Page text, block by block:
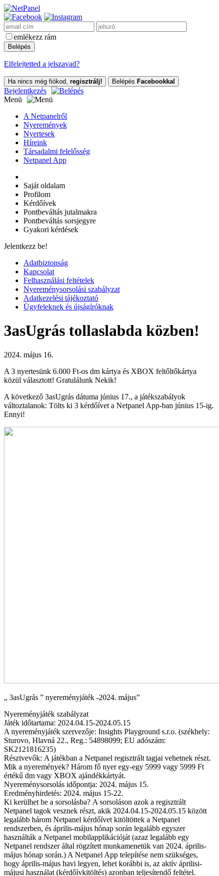
emlékezz rám
Elfelejtetted a jelszavad?
Ha nincs még fiókod, regisztrálj! Belépés Facebookkal
Bejelentkezés
Menü
A Netpanelről
Nyeremények
Nyertesek
Híreink
Társadalmi felelősség
Netpanel App
Saját oldalam
Profilom
Kérdőívek
Pontbeváltás jutalmakra
Pontbeváltás sorsjegyre
Gyakori kérdések
Jelentkezz be!
Adatbiztonság
Kapcsolat
Felhasználási feltételek
Nyereménysorsolási szabályzat
Adatkezelési tájékoztató
Ügyfeleknek és újságíróknak
3asUgrás tollaslabda közben!
2024. május 16.
A 3 nyertesünk 6.000 Ft-os dm kártya és XBOX feltőltőkártya
közül választott! Gratulálunk Nekik!
A következő 3asUgrás dátuma június 17., a játékszabályok
változtalanok: Tölts ki 3 kérdőívet a Netpanel App-ban június 15-ig.
Ennyi!
„ 3asUgrás ” nyereményjáték -2024. május”
Nyereményjáték szabályzat
Játék időtartama: 2024.04.15-2024.05.15
A nyereményjáték szervezője: Insights Playground s.r.o. (székhely:
Sturovo, Hlavná 22., Reg.: 54898099; EU adószám:
SK2121816235)
Résztvevők: A játékban a Netpanel regisztrált tagjai vehetnek részt.
Mik a nyeremények? Három fő nyer egy-egy 5999 vagy 5999 Ft
értékű dm vagy XBOX ajándékkártyát.
Nyereménysorsolás időpontja: 2024. május 15.
Eredményhirdetés: 2024. május 15-22.
Ki kerülhet be a sorsolásba? A sorsoláson azok a regisztrált
Netpanel tagok vesznek részt, akik 2024.04.15-2024.05.15 között
legalább három Netpanel kérdőívet kitöltöttek a Netpanel
rendszerben, és április-május hónap során legalább egyszer
használták a Netpanel mobilapplikációját (azaz legalább egy
Netpanel rendszer által rögzített munkamenetük van 2024. április-
május hónap során.) A Netpanel App telepítése nem szükséges,
hogy április-május havi legyen, lehet korábbi is, az aktív áprilisi-
májusi használat (kérdőívkitöltés) azonban teljesítendő feltétel.